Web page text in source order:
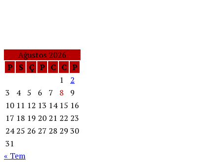
Ağustos 2026
P
S Ç P C C P
1
2
3
4 5 6 7 8
9
10 11 12 13 14 15 16
17 18 19 20 21 22 23
24 25 26 27 28 29 30
31
« Tem